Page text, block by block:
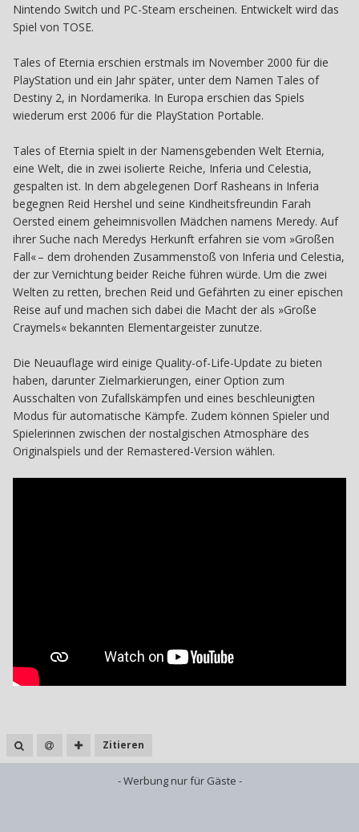
Nintendo Switch und PC-Steam erscheinen. Entwickelt wird das
Spiel von TOSE.
Tales of Eternia erschien erstmals im November 2000 für die
PlayStation und ein Jahr später, unter dem Namen Tales of
Destiny 2, in Nordamerika. In Europa erschien das Spiels
wiederum erst 2006 für die PlayStation Portable.
Tales of Eternia spielt in der Namensgebenden Welt Eternia,
eine Welt, die in zwei isolierte Reiche, Inferia und Celestia,
gespalten ist. In dem abgelegenen Dorf Rasheans in Inferia
begegnen Reid Hershel und seine Kindheitsfreundin Farah
Oersted einem geheimnisvollen Mädchen namens Meredy. Auf
ihrer Suche nach Meredys Herkunft erfahren sie vom »Großen
Fall« – dem drohenden Zusammenstoß von Inferia und Celestia,
der zur Vernichtung beider Reiche führen würde. Um die zwei
Welten zu retten, brechen Reid und Gefährten zu einer epischen
Reise auf und machen sich dabei die Macht der als »Große
Craymels« bekannten Elementargeister zunutze.
Die Neuauflage wird einige Quality-of-Life-Update zu bieten
haben, darunter Zielmarkierungen, einer Option zum
Ausschalten von Zufallskämpfen und eines beschleunigten
Modus für automatische Kämpfe. Zudem können Spieler und
Spielerinnen zwischen der nostalgischen Atmosphäre des
Originalspiels und der Remastered-Version wählen.
Zitieren
- Werbung nur für Gäste -